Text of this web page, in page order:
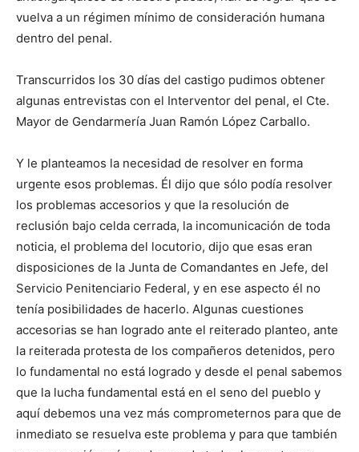
vuelva a un régimen mínimo de consideración humana
dentro del penal.
Transcurridos los 30 días del castigo pudimos obtener
algunas entrevistas con el Interventor del penal, el Cte.
Mayor de Gendarmería Juan Ramón López Carballo.
Y le planteamos la necesidad de resolver en forma
urgente esos problemas. Él dijo que sólo podía resolver
los problemas accesorios y que la resolución de
reclusión bajo celda cerrada, la incomunicación de toda
noticia, el problema del locutorio, dijo que esas eran
disposiciones de la Junta de Comandantes en Jefe, del
Servicio Penitenciario Federal, y en ese aspecto él no
tenía posibilidades de hacerlo. Algunas cuestiones
accesorias se han logrado ante el reiterado planteo, ante
la reiterada protesta de los compañeros detenidos, pero
lo fundamental no está logrado y desde el penal sabemos
que la lucha fundamental está en el seno del pueblo y
aquí debemos una vez más comprometernos para que de
inmediato se resuelva este problema y para que también